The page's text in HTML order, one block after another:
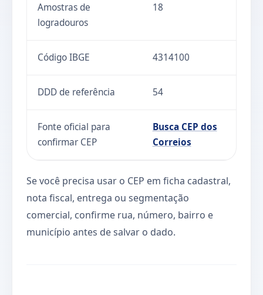
Amostras de
logradouros
18
Código IBGE 4314100
DDD de referência 54
Fonte oficial para
confirmar CEP
Busca CEP dos
Correios
Se você precisa usar o CEP em ficha cadastral,
nota fiscal, entrega ou segmentação
comercial, confirme rua, número, bairro e
município antes de salvar o dado.